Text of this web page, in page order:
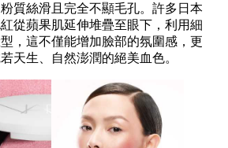
質絲滑且完全不顯毛孔。許多日本
從蘋果肌延伸堆疊至眼下，利用細
，這不僅能增加臉部的氛圍感，更
天生、自然澎潤的絕美血色。